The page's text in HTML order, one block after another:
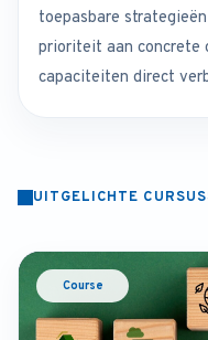
toepasbare
prioriteit aan concrete
capaciteiten direct
UITGELICHTE
Course